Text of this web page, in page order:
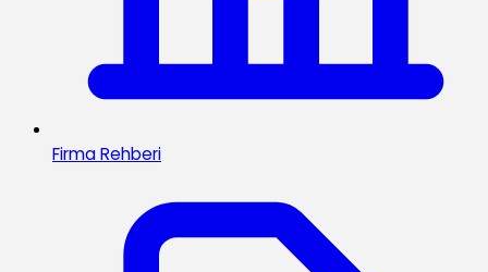
Firma Rehberi